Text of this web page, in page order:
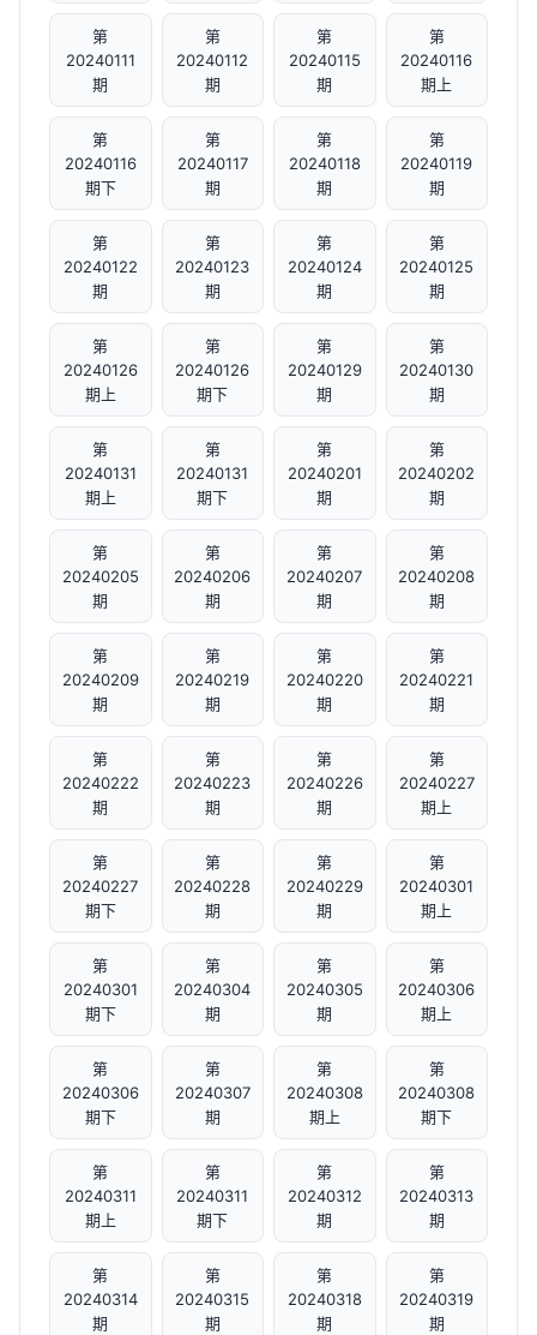
第
20240111
期
第
20240112
期
第
20240115
期
第
20240116
期上
第
20240116
期下
第
20240117
期
第
20240118
期
第
20240119
期
第
20240122
期
第
20240123
期
第
20240124
期
第
20240125
期
第
20240126
期上
第
20240126
期下
第
20240129
期
第
20240130
期
第
20240131
期上
第
20240131
期下
第
20240201
期
第
20240202
期
第
20240205
期
第
20240206
期
第
20240207
期
第
20240208
期
第
20240209
期
第
20240219
期
第
20240220
期
第
20240221
期
第
20240222
期
第
20240223
期
第
20240226
期
第
20240227
期上
第
20240227
期下
第
20240228
期
第
20240229
期
第
20240301
期上
第
20240301
期下
第
20240304
期
第
20240305
期
第
20240306
期上
第
20240306
期下
第
20240307
期
第
20240308
期上
第
20240308
期下
第
20240311
期上
第
20240311
期下
第
20240312
期
第
20240313
期
第
20240314
期
第
20240315
期
第
20240318
期
第
20240319
期